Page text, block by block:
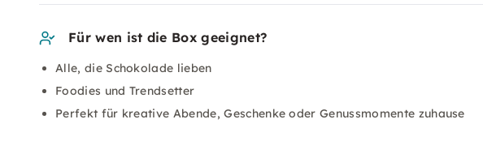
Für wen ist die Box geeignet?
Alle, die Schokolade lieben
Foodies und Trendsetter
Perfekt für kreative Abende, Geschenke oder Genussmomente zuhause